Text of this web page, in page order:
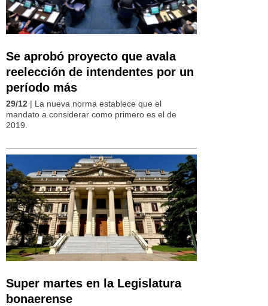
Se aprobó proyecto que avala
reelección de intendentes por un
período más
29/12 | La nueva norma establece que el
mandato a considerar como primero es el de
2019.
Super martes en la Legislatura
bonaerense